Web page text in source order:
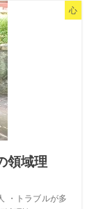
心
領域理
・トラブルが多